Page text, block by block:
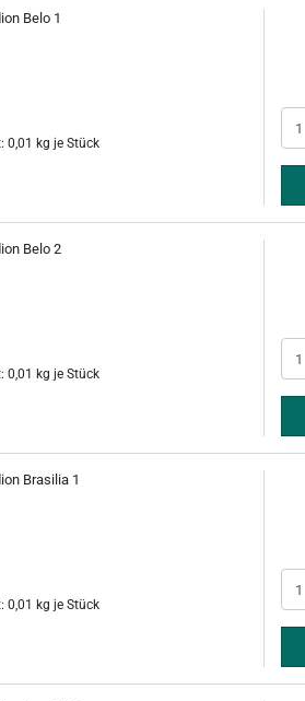
Belo 1
0,01 kg je Stück
Belo 2
0,01 kg je Stück
Brasilia 1
0,01 kg je Stück